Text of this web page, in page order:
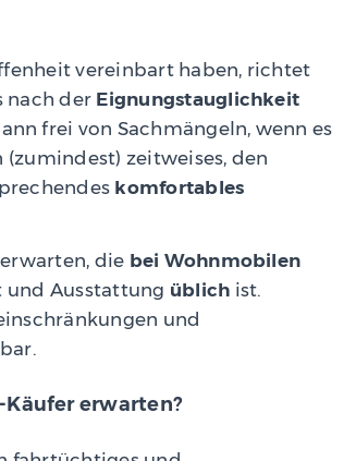
vereinbart haben, richtet
nach der Eignungstauglichkeit
frei von Sachmängeln, wenn es
zeitweises, den
komfortables
die bei Wohnmobilen
und Ausstattung üblich ist.
und
erwarten?